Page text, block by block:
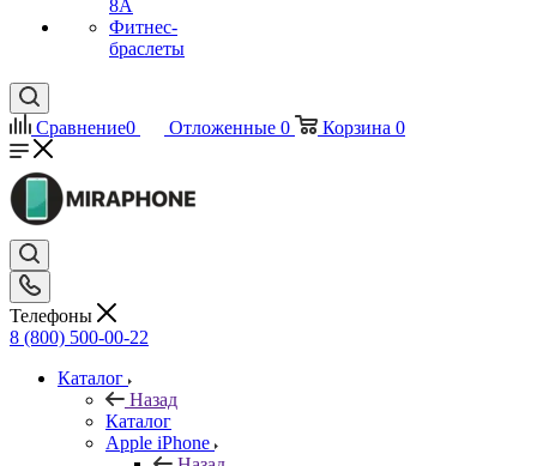
8A
Фитнес-
браслеты
Сравнение0 Отложенные 0 Корзина 0
Телефоны
8 (800) 500-00-22
Каталог
Назад
Каталог
Apple iPhone